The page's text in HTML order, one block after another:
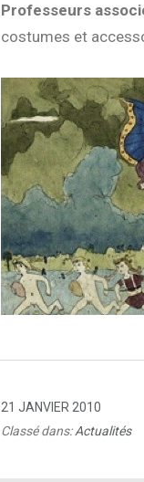
Professeurs
costumes et
21 JANVIER 2010
Classé dans:Actualités